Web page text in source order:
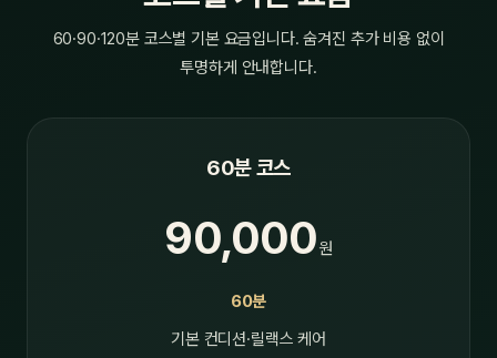
60·90·120분 코스별 기본 요금입니다. 숨겨진 추가 비용 없이
투명하게 안내합니다.
60분 코스
90,000원
60분
기본 컨디션·릴랙스 케어